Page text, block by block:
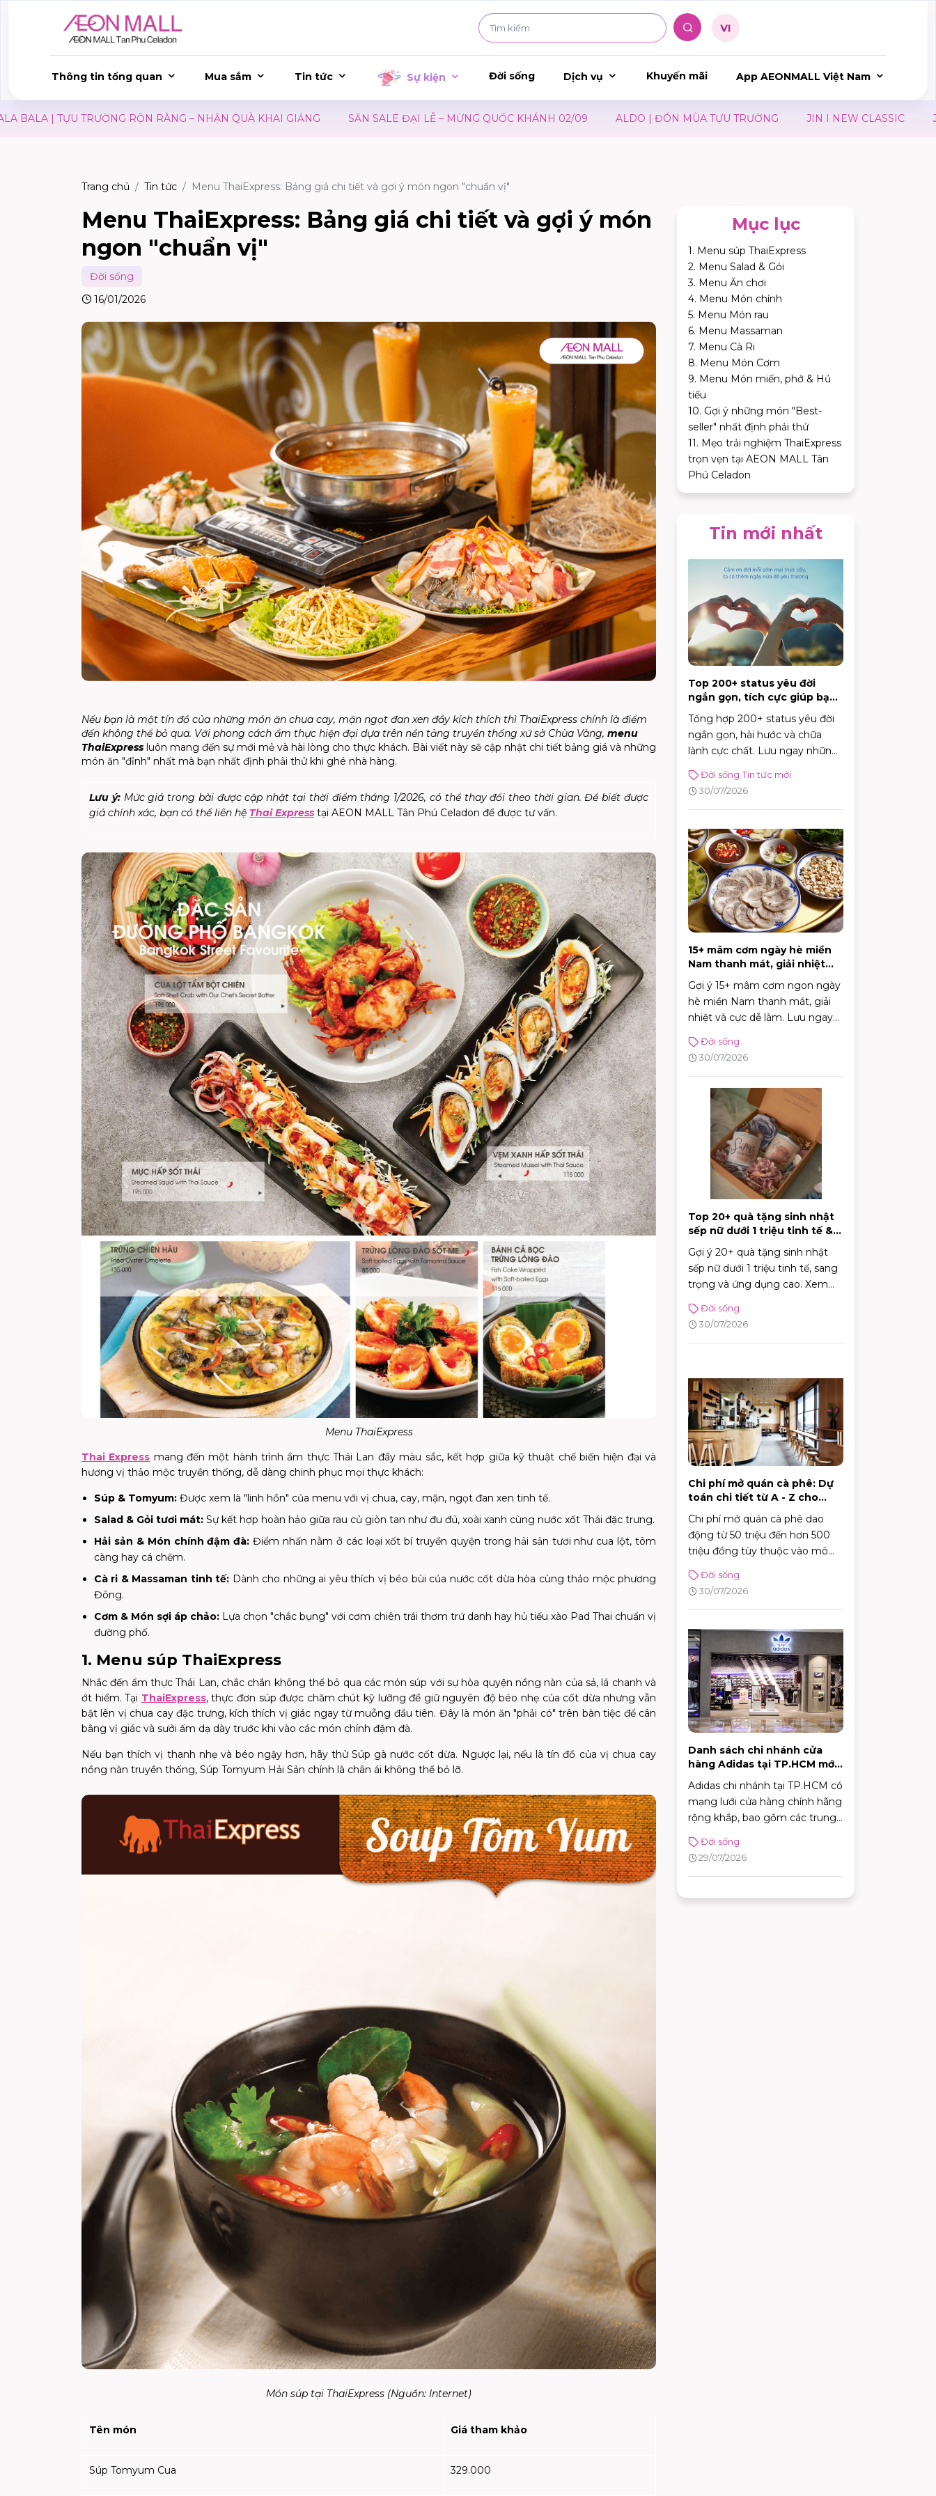
Thông tin tổng quan Mua sắm Tin tức Sự kiện Đời sống Dịch vụ Khuyến mãi App AEONMALL Việt Nam
TRƯỜNG RỘN RÀNG – NHẬN QUÀ KHAI GIẢNG SĂN SALE ĐẠI LỄ – MỪNG QUỐC KHÁNH 02/09 ALDO | ĐÓN MÙA TỰU TRƯỜNG JIN I NEW CLASSIC JIN I YOU
Trang chủ Tin tức Menu ThaiExpress: Bảng giá chi tiết và gợi ý món ngon "chuẩn vị"
Menu ThaiExpress: Bảng giá chi tiết và gợi ý món
ngon "chuẩn vị"
Đời sống
16/01/2026
Nếu bạn là một tín đồ của những món ăn chua cay, mặn ngọt đan xen đầy kích thích thì ThaiExpress chính là điểm
đến không thể bỏ qua. Với phong cách ẩm thực hiện đại dựa trên nền tảng truyền thống xứ sở Chùa Vàng, menu
ThaiExpress luôn mang đến sự mới mẻ và hài lòng cho thực khách. Bài viết này sẽ cập nhật chi tiết bảng giá và những
món ăn "đỉnh" nhất mà bạn nhất định phải thử khi ghé nhà hàng.
Lưu ý: Mức giá trong bài được cập nhật tại thời điểm tháng 1/2026, có thể thay đổi theo thời gian. Để biết được
giá chính xác, bạn có thể liên hệ Thai Express tại AEON MALL Tân Phú Celadon để được tư vấn.
Menu ThaiExpress
Thai Express mang đến một hành trình ẩm thực Thái Lan đầy màu sắc, kết hợp giữa kỹ thuật chế biến hiện đại và
hương vị thảo mộc truyền thống, dễ dàng chinh phục mọi thực khách:
Súp & Tomyum: Được xem là "linh hồn" của menu với vị chua, cay, mặn, ngọt đan xen tinh tế.
Salad & Gỏi tươi mát: Sự kết hợp hoàn hảo giữa rau củ giòn tan như đu đủ, xoài xanh cùng nước xốt Thái đặc trưng.
Hải sản & Món chính đậm đà: Điểm nhấn nằm ở các loại xốt bí truyền quyện trong hải sản tươi như cua lột, tôm
càng hay cá chẽm.
Cà ri & Massaman tinh tế: Dành cho những ai yêu thích vị béo bùi của nước cốt dừa hòa cùng thảo mộc phương
Đông.
Cơm & Món sợi áp chảo: Lựa chọn "chắc bụng" với cơm chiên trái thơm trứ danh hay hủ tiếu xào Pad Thai chuẩn vị
đường phố.
1. Menu súp ThaiExpress
Nhắc đến ẩm thực Thái Lan, chắc chắn không thể bỏ qua các món súp với sự hòa quyện nồng nàn của sả, lá chanh và
ớt hiểm. Tại ThaiExpress, thực đơn súp được chăm chút kỹ lưỡng để giữ nguyên độ béo nhẹ của cốt dừa nhưng vẫn
bật lên vị chua cay đặc trưng, kích thích vị giác ngay từ muỗng đầu tiên. Đây là món ăn "phải có" trên bàn tiệc để cân
bằng vị giác và sưởi ấm dạ dày trước khi vào các món chính đậm đà.
Nếu bạn thích vị thanh nhẹ và béo ngậy hơn, hãy thử Súp gà nước cốt dừa. Ngược lại, nếu là tín đồ của vị chua cay
nồng nàn truyền thống, Súp Tomyum Hải Sản chính là chân ái không thể bỏ lỡ.
Món súp tại ThaiExpress (Nguồn: Internet)
Tên món Giá tham khảo
Súp Tomyum Cua 329.000
Mục lục
1. Menu súp ThaiExpress
2. Menu Salad & Gỏi
3. Menu Ăn chơi
4. Menu Món chính
5. Menu Món rau
6. Menu Massaman
7. Menu Cà Ri
8. Menu Món Cơm
9. Menu Món miến, phở & Hủ
tiếu
10. Gợi ý những món "Best-
seller" nhất định phải thử
11. Mẹo trải nghiệm ThaiExpress
trọn vẹn tại AEON MALL Tân
Phú Celadon
Tin mới nhất
Top 200+ status yêu đời
ngắn gọn, tích cực giúp bạn
vui vẻ mỗi ngày
Tổng hợp 200+ status yêu đời
ngắn gọn, hài hước và chữa
lành cực chất. Lưu ngay những
và tràn đầy năng lượng mỗi
ngày!
Đời sống Tin tức mới
30/07/2026
15+ mâm cơm ngày hè miền
Nam thanh mát, giải nhiệt
Gợi ý 15+ mâm cơm ngon ngày
hè miền Nam thanh mát, giải
nhiệt và cực dễ làm. Lưu ngay
cơm gia đình luôn đậm đà, tròn
vị!
Đời sống
30/07/2026
Top 20+ quà tặng sinh nhật
sếp nữ dưới 1 triệu tinh tế &
Gợi ý 20+ quà tặng sinh nhật
sếp nữ dưới 1 triệu tinh tế, sang
trọng và ứng dụng cao. Xem
tuyệt đối với sếp!
Đời sống
30/07/2026
Chi phí mở quán cà phê: Dự
toán chi tiết từ A - Z cho
Chi phí mở quán cà phê dao
động từ 50 triệu đến hơn 500
triệu đồng tùy thuộc vào mô
tiện lợi đến những không gian
sân vườn quy mô.
Đời sống
30/07/2026
Danh sách chi nhánh cửa
hàng Adidas tại TP.HCM mới
Adidas chi nhánh tại TP.HCM có
mạng lưới cửa hàng chính hãng
rộng khắp, bao gồm các trung
cửa hàng chuyên dòng thời
trang đường phố, đồ thể thao
sự đa dạng về mô hình và vị trí
Đời sống
29/07/2026